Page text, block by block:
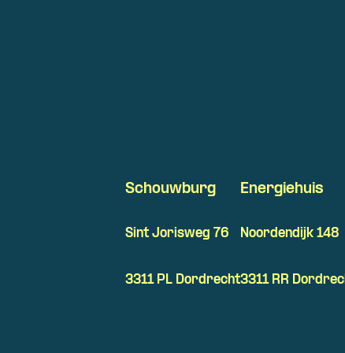
Schouwburg
Sint Jorisweg 76
3311 PL Dordrecht
Energiehuis
Noordendijk 148
3311 RR